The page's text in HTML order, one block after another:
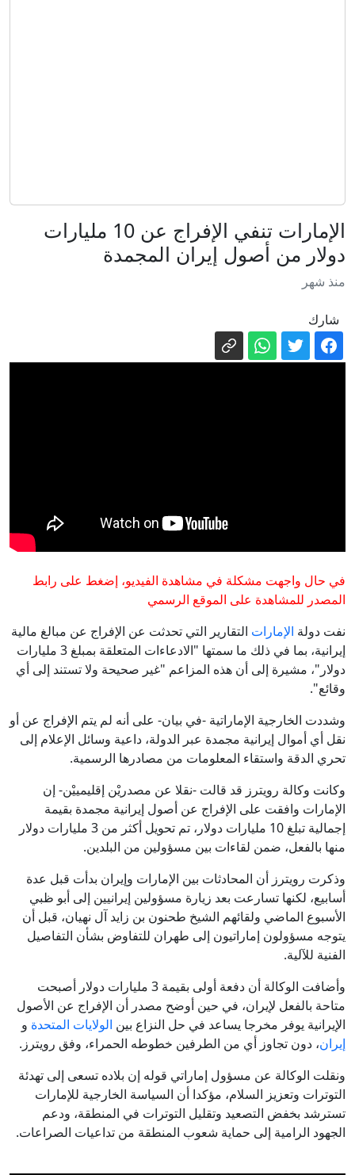
والروائيين عبر التاريخ؟
صفاقس: إزالة 15 خيمة عشوائية بشاطئ
تنكيل وتعذيب في عرض البحر.. شهادات
تحتمل التأجيل
بريطانيا في حالة إنكار مناخي.. وهذا الصيف
قد يكون مجرد مقدمة
من الاستيراد إلى الاستدامة: أي مستقبل
الإمارات تنفي الإفراج عن 10 مليارات
دولار من أصول إيران المجمدة
منذ شهر
شارك
في حال واجهت مشكلة في مشاهدة الفيديو، إضغط على رابط
المصدر للمشاهدة على الموقع الرسمي
نفت دولة الإمارات التقارير التي تحدثت عن الإفراج عن مبالغ مالية
إيرانية، بما في ذلك ما سمتها "الادعاءات المتعلقة بمبلغ 3 مليارات
دولار"، مشيرة إلى أن هذه المزاعم "غير صحيحة ولا تستند إلى أي
وقائع".
وشددت الخارجية الإماراتية -في بيان- على أنه لم يتم الإفراج عن أو
نقل أي أموال إيرانية مجمدة عبر الدولة، داعية وسائل الإعلام إلى
تحري الدقة واستقاء المعلومات من مصادرها الرسمية.
وكانت وكالة رويترز قد قالت -نقلا عن مصدريْن إقليمييْن- إن
الإمارات وافقت على الإفراج عن أصول إيرانية مجمدة بقيمة
إجمالية تبلغ 10 مليارات دولار، تم تحويل أكثر من 3 مليارات دولار
منها بالفعل، ضمن لقاءات بين مسؤولين من البلدين.
وذكرت رويترز أن المحادثات بين الإمارات وإيران بدأت قبل عدة
أسابيع، لكنها تسارعت بعد زيارة مسؤولين إيرانيين إلى أبو ظبي
الأسبوع الماضي ولقائهم الشيخ طحنون بن زايد آل نهيان، قبل أن
يتوجه مسؤولون إماراتيون إلى طهران للتفاوض بشأن التفاصيل
الفنية للآلية.
وأضافت الوكالة أن دفعة أولى بقيمة 3 مليارات دولار أصبحت
متاحة بالفعل لإيران، في حين أوضح مصدر أن الإفراج عن الأصول
الإيرانية يوفر مخرجا يساعد في حل النزاع بين الولايات المتحدة و
إيران، دون تجاوز أي من الطرفين خطوطه الحمراء، وفق رويترز.
ونقلت الوكالة عن مسؤول إماراتي قوله إن بلاده تسعى إلى تهدئة
التوترات وتعزيز السلام، مؤكدا أن السياسة الخارجية للإمارات
تسترشد بخفض التصعيد وتقليل التوترات في المنطقة، ودعم
الجهود الرامية إلى حماية شعوب المنطقة من تداعيات الصراعات.